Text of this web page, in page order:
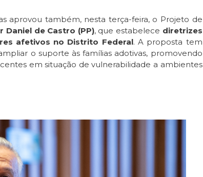
aprovou também, nesta terça-feira, o Projeto de
Daniel de Castro (PP), que estabelece diretrizes
afetivos no Distrito Federal. A proposta tem
o suporte às famílias adotivas, promovendo
em situação de vulnerabilidade a ambientes